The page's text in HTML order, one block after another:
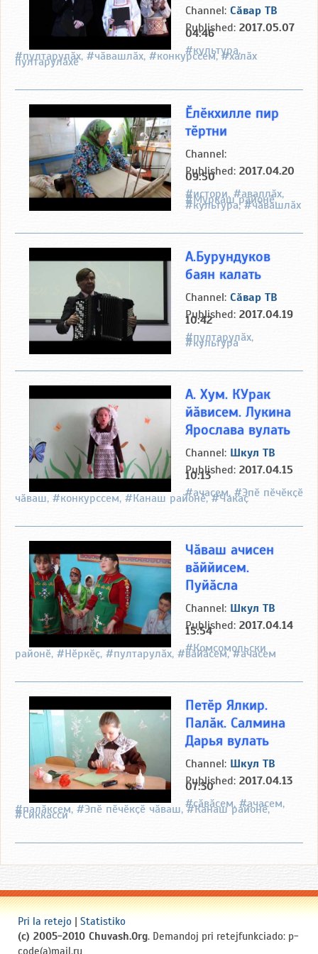
Channel: Сӑвар ТВ
Published: 2017.05.07
04:46
#культура,
#пултарулӑх, #чӑвашлӑх, #конкурссем, #халӑх
пултарулӑхӗ
Ӗлӗкхилле пир
тӗртни
Channel:
Published: 2017.04.20
09:50
#истори, #аваллӑх,
#Муркаш районӗ,
#культура, #чӑвашлӑх
А.Бурундуков
баян калать
Channel: Сӑвар ТВ
Published: 2017.04.19
10:42
#пултарулӑх,
#культура
А. Хум. КУрак
йӑвисем. Лукина
Ярослава вулать
Channel: Шкул ТВ
Published: 2017.04.15
10:13
#ачасем, #Эпӗ пӗчӗкҫӗ
чӑваш, #конкурссем, #Канаш районӗ, #Чакаҫ
Чӑваш ачисен
вӑййисем.
Пуйӑсла
Channel: Шкул ТВ
Published: 2017.04.14
15:54
#Комсомольски
районӗ, #Нӗркӗҫ, #пултарулӑх, #вӑйӑсем, #ачасем
Петӗр Ялкир.
Палӑк. Салмина
Дарья вулать
Channel: Шкул ТВ
Published: 2017.04.13
07:30
#сӑвӑсем, #ачасем,
#палӑксем, #Эпӗ пӗчӗкҫӗ чӑваш, #Канаш районӗ,
#Сиккасси
Pri la retejo | Statistiko
(c) 2005-2010 Chuvash.Org. Demandoj pri retejfunkciado: p-
code(a)mail.ru